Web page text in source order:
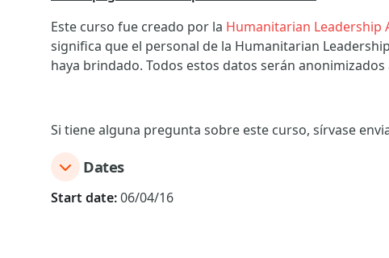
Este curso fue creado por la Humanitarian Leadership
significa que el personal de la Humanitarian
haya brindado. Todos estos datos serán
Si tiene alguna pregunta sobre este curso, sírvase
Dates
Start date:06/04/16